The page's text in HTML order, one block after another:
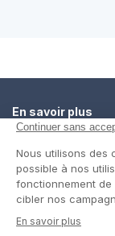
En savoir plus
Un service de
Contact